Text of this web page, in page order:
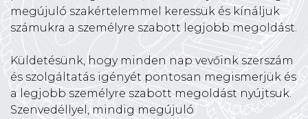
megújuló szakértelemmel keressük és kínáljuk
számukra a személyre szabott legjobb megoldást.
Küldetésünk, hogy minden nap vevőink szerszám
és szolgáltatás igényét pontosan megismerjük és
a legjobb személyre szabott megoldást nyújtsuk.
Szenvedéllyel, mindig megújuló